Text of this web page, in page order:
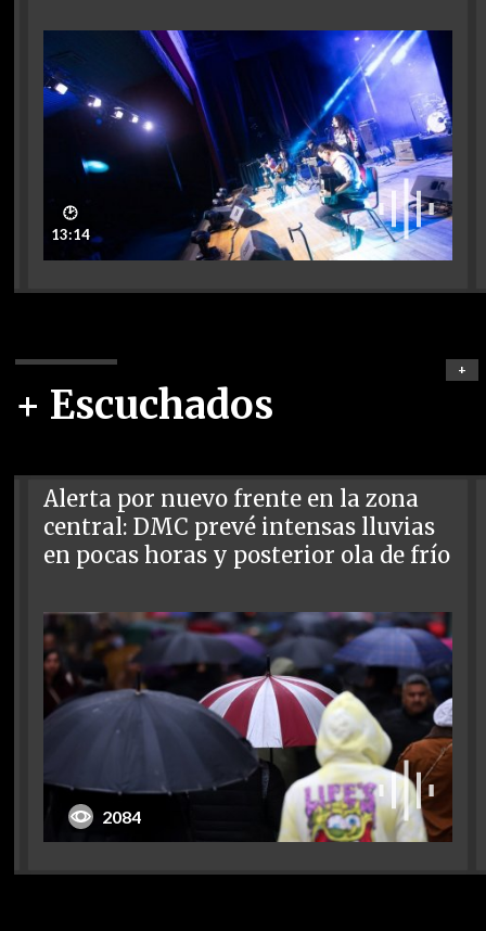
🕑
13:14
+ Escuchados
+
Alerta por nuevo frente en la zona
central: DMC prevé intensas lluvias
en pocas horas y posterior ola de frío
2084